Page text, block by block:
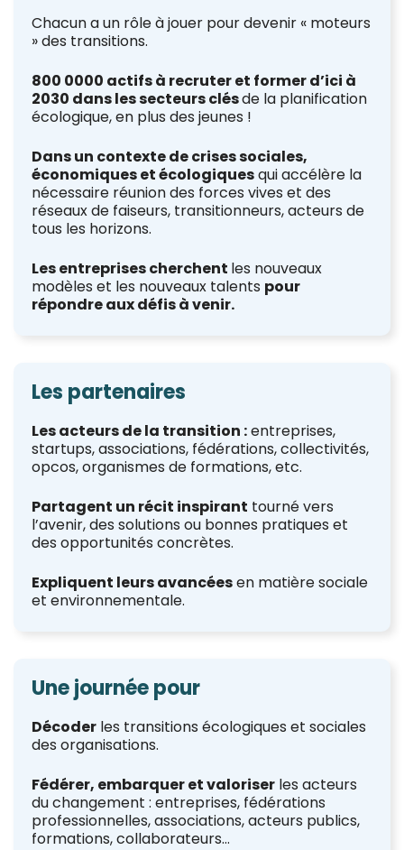
Chacun a un rôle à jouer pour devenir « moteurs
» des transitions.
800 0000 actifs à recruter et former d’ici à
2030 dans les secteurs clésde la planification
écologique, en plus des jeunes !
Dans un contexte de crisessociales,
économiques et écologiquesqui accélère la
nécessaire réunion des forces vives et des
réseaux de faiseurs, transitionneurs, acteurs de
tous les horizons.
Les entreprises cherchent les nouveaux
modèles et les nouveaux talents pour
répondre aux défis à venir.
Les partenaires
Les acteurs de la transition :entreprises,
startups, associations, fédérations, collectivités,
opcos, organismes de formations, etc.
Partagent un récit inspirant tourné vers
l’avenir, des solutions ou bonnes pratiques et
des opportunités concrètes.
Expliquent leurs avancéesen matière sociale
et environnementale.
Une journée pour
Décoder les transitions écologiques et sociales
des organisations.
Fédérer, embarquer et valoriser les acteurs
du changement : entreprises, fédérations
professionnelles, associations, acteurs publics,
formations, collaborateurs…